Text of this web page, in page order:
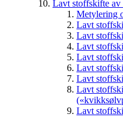
Lavt stoffskifte
Metylering
Lavt
Lavt
Lavt
Lavt
Lavt
Lavt
Lavt
Lavt